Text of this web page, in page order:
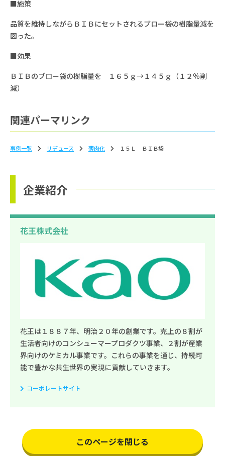
■施策
品質を維持しながらＢＩＢにセットされるブロー袋の樹脂量減を
図った。
■効果
ＢＩＢのブロー袋の樹脂量を １６５ｇ→１４５ｇ（１２％削
減）
関連パーマリンク
事例一覧 リデュース 薄⾁化 １５Ｌ ＢＩＢ袋
企業紹介
花王株式会社
花王は１８８７年、明治２０年の創業です。売上の８割が
生活者向けのコンシューマープロダクツ事業、２割が産業
界向けのケミカル事業です。これらの事業を通じ、持続可
能で豊かな共生世界の実現に貢献していきます。
コーポレートサイト
このページを閉じる